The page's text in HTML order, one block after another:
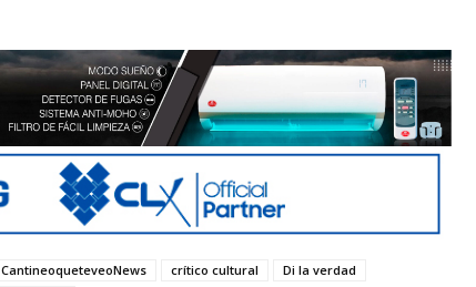
CantineoqueteveoNews crítico cultural Di la verdad